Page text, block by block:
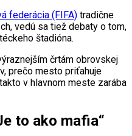
federácia (FIFA) tradične
vedú sa tiež debaty o tom,
štadióna.
črtám obrovskej
prečo mesto priťahuje
v hlavnom meste zarába
to ako mafia“